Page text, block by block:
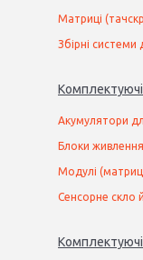
Матриці
Збірні
Комплектуючі
Акумулятори
Блоки
Модулі
Сенсорне скло
Комплектуючі